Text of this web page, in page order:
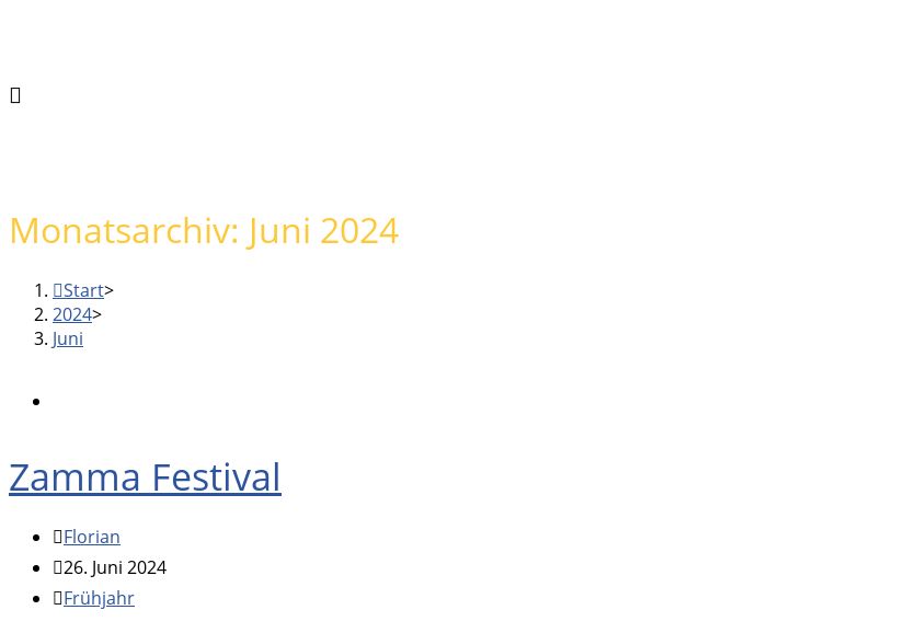
to
panel
Monatsarchiv: Juni 2024
Start>
2024>
Juni
Zamma Festival
Beitrags-
Autor:
Florian
Beitrag
veröffentlicht:
26. Juni 2024
Beitrags-
Frühjahr